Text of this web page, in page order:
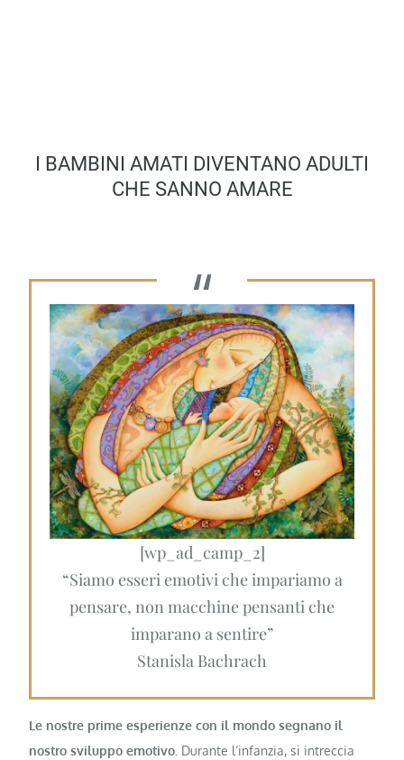
I BAMBINI AMATI DIVENTANO ADULTI
CHE SANNO AMARE
[wp_ad_camp_2]
“Siamo esseri emotivi che impariamo a
pensare, non macchine pensanti che
imparano a sentire”
Stanisla Bachrach
Le nostre prime esperienze con il mondo segnano il
nostro sviluppo emotivo. Durante l’infanzia, si intreccia